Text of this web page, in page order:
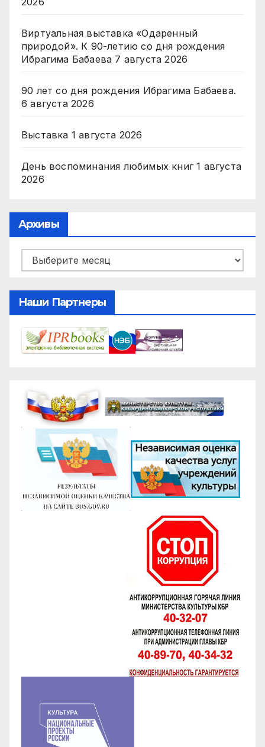
Виртуальная выставка «Одаренный
природой». К 90-летию со дня рождения
Ибрагима Бабаева 7 августа 2026
90 лет со дня рождения Ибрагима Бабаева.
6 августа 2026
Выставка 1 августа 2026
День воспоминания любимых книг 1 августа
2026
Архивы
Архивы
Наши Партнеры